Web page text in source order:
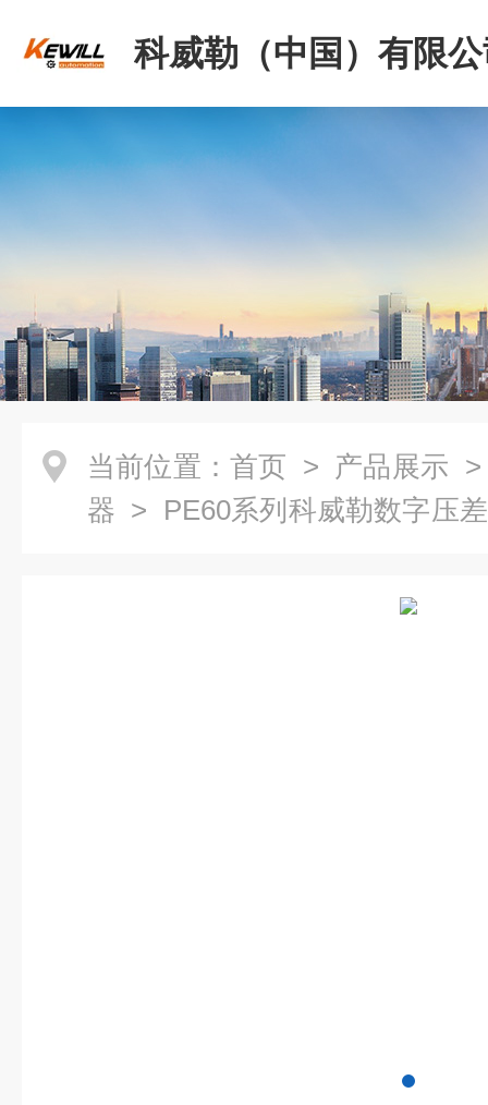
科威勒（中国）有限
当前位置： 首页 > 产品展示
器 > PE60系列科威勒数字压